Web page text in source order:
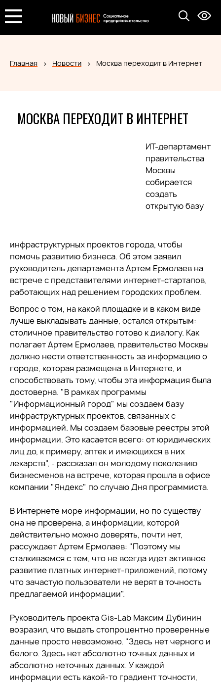
Главная Новости Москва переходит в Интернет
МОСКВА ПЕРЕХОДИТ В ИНТЕРНЕТ
ИТ-департамент
правительства
Москвы
собирается
создать
открытую базу
инфраструктурных проектов города, чтобы
помочь развитию бизнеса. Об этом заявил
руководитель департамента Артем Ермолаев на
встрече с представителями интернет-стартапов,
работающих над решением городских проблем.
Вопрос о том, на какой площадке и в каком виде
лучше выкладывать данные, остался открытым:
столичное правительство готово к диалогу. Как
полагает Артем Ермолаев, правительство Москвы
должно нести ответственность за информацию о
городе, которая размещена в Интернете, и
способствовать тому, чтобы эта информация была
достоверна. "В рамках программы
"Информационный город" мы создаем базу
инфраструктурных проектов, связанных с
информацией. Мы создаем базовые реестры этой
информации. Это касается всего: от юридических
лиц до, к примеру, аптек и имеющихся в них
лекарств", - рассказал он молодому поколению
бизнесменов на встрече, которая прошла в офисе
компании "Яндекс" по случаю Дня программиста.
В Интернете море информации, но по существу
она не проверена, а информации, которой
действительно можно доверять, почти нет,
рассуждает Артем Ермолаев: "Поэтому мы
сталкиваемся с тем, что не всегда идет активное
развитие платных интернет-приложений, потому
что зачастую пользователи не верят в точность
предлагаемой информации".
Руководитель проекта Gis-Lab Максим Дубинин
возразил, что выдать стопроцентно проверенные
данные просто невозможно. "Здесь нет черного и
белого. Здесь нет абсолютно точных данных и
абсолютно неточных данных. У каждой
информации есть какой-то градиент точности,